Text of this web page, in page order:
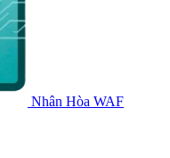
Nhân Hòa WAF